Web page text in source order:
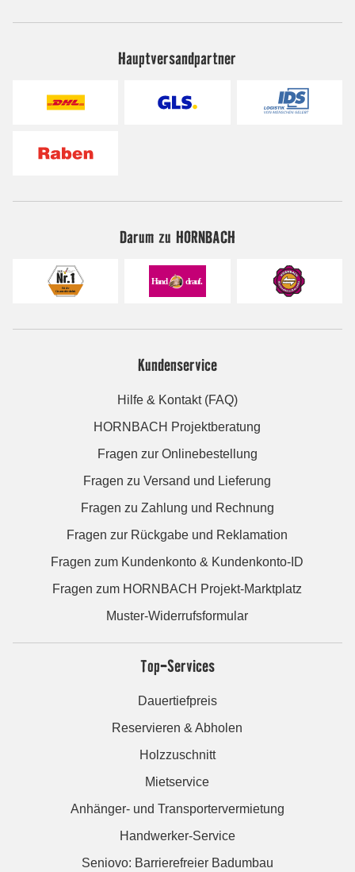
Hauptversandpartner
Darum zu HORNBACH
Kundenservice
Hilfe & Kontakt (FAQ)
HORNBACH Projektberatung
Fragen zur Onlinebestellung
Fragen zu Versand und Lieferung
Fragen zu Zahlung und Rechnung
Fragen zur Rückgabe und Reklamation
Fragen zum Kundenkonto & Kundenkonto-ID
Fragen zum HORNBACH Projekt-Marktplatz
Muster-Widerrufsformular
Top-Services
Dauertiefpreis
Reservieren & Abholen
Holzzuschnitt
Mietservice
Anhänger- und Transportervermietung
Handwerker-Service
Seniovo: Barrierefreier Badumbau